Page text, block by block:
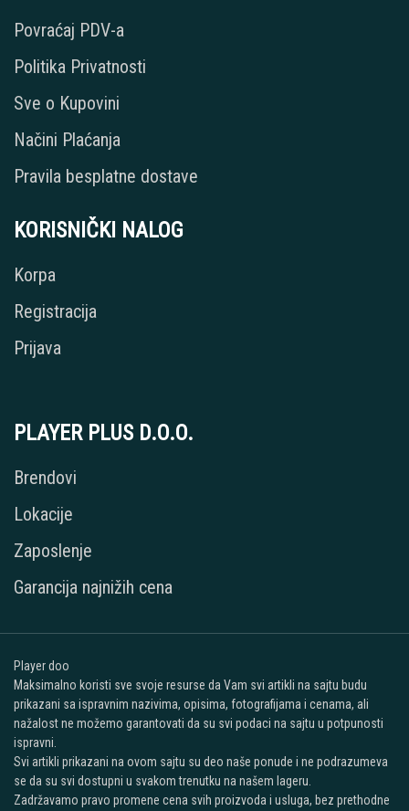
Povraćaj PDV-a
Politika Privatnosti
Sve o Kupovini
Načini Plaćanja
Pravila besplatne dostave
KORISNIČKI NALOG
Korpa
Registracija
Prijava
PLAYER PLUS D.O.O.
Brendovi
Lokacije
Zaposlenje
Garancija najnižih cena
Player doo
Maksimalno koristi sve svoje resurse da Vam svi artikli na sajtu budu
prikazani sa ispravnim nazivima, opisima, fotografijama i cenama, ali
nažalost ne možemo garantovati da su svi podaci na sajtu u potpunosti
ispravni.
Svi artikli prikazani na ovom sajtu su deo naše ponude i ne podrazumeva
se da su svi dostupni u svakom trenutku na našem lageru.
Zadržavamo pravo promene cena svih proizvoda i usluga, bez prethodne